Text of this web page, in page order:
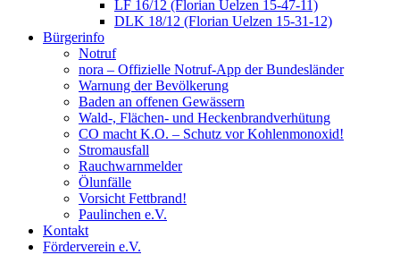
LF 16/12 (Florian Uelzen 15-47-11)
DLK 18/12 (Florian Uelzen 15-31-12)
Bürgerinfo
Notruf
nora – Offizielle Notruf-App der Bundesländer
Warnung der Bevölkerung
Baden an offenen Gewässern
Wald-, Flächen- und Heckenbrandverhütung
CO macht K.O. – Schutz vor Kohlenmonoxid!
Stromausfall
Rauchwarnmelder
Ölunfälle
Vorsicht Fettbrand!
Paulinchen e.V.
Kontakt
Förderverein e.V.